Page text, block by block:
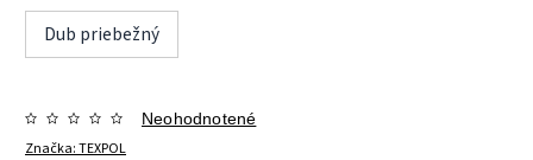
Dub priebežný
Značka:TEXPOL
Neohodnotené